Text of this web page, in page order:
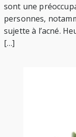
sont une
personnes,
sujette à l’acné.
[…]